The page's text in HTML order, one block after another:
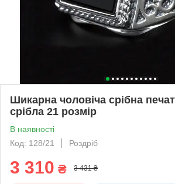
Шикарна чоловіча срібна
срібла 21 розмір
В наявності
Код: 128/21
Роздріб
3 310 ₴ 3 431 ₴